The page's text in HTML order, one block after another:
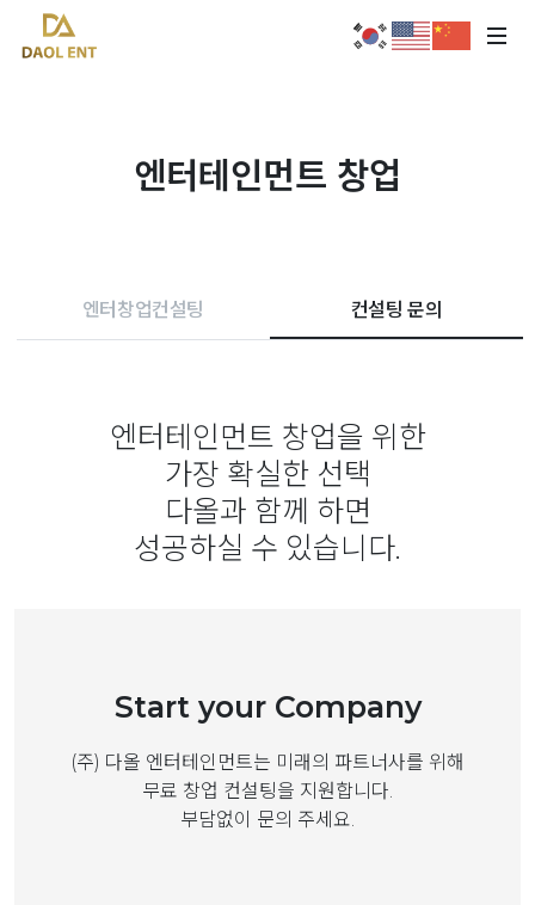
엔터테인먼트 창업
엔터창업컨설팅 컨설팅 문의
엔터테인먼트 창업을 위한
가장 확실한 선택
다올과 함께 하면
성공하실 수 있습니다.
Start your Company
(주) 다올 엔터테인먼트는 미래의 파트너사를 위해
무료 창업 컨설팅을 지원합니다.
부담없이 문의 주세요.